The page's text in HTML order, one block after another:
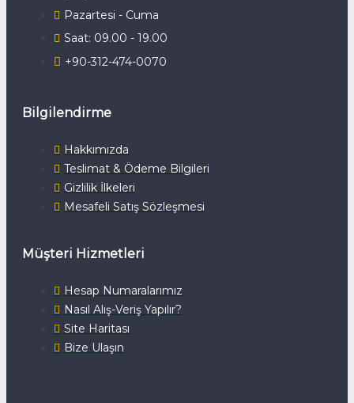
Pazartesi - Cuma
Saat: 09.00 - 19.00
+90-312-474-0070
Bilgilendirme
Hakkımızda
Teslimat & Ödeme Bilgileri
Gizlilik İlkeleri
Mesafeli Satış Sözleşmesi
Müşteri Hizmetleri
Hesap Numaralarımız
Nasıl Alış-Veriş Yapılır?
Site Haritası
Bize Ulaşın